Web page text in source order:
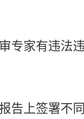
专家有违法
告上签署不